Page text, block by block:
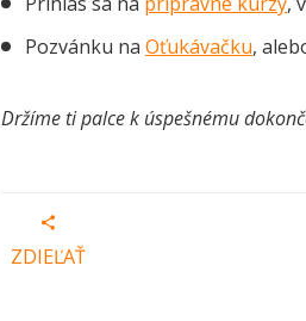
Pozvánku na Oťukávačku,
Držíme ti palce k úspešnému
ZDIEĽAŤ